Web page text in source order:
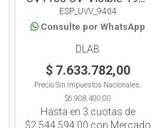
1100nm
ESP_UVV_9404
Consulte por WhatsApp
DLAB
$ 7.633.782,00
Precio Sin Impuestos Nacionales:
$6.908.400,00
Hasta en 3 cuotas de
$2.544.594,00 con Mercado